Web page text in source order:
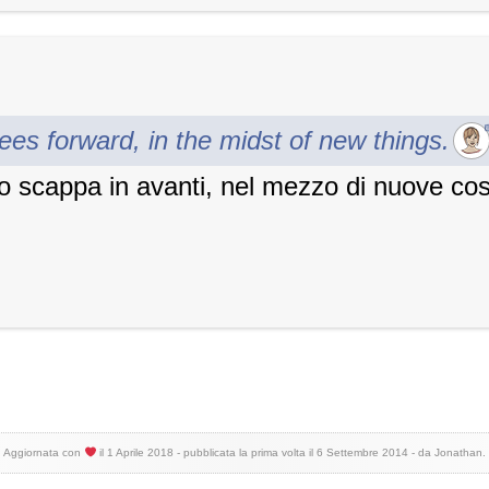
forward, in the midst of new things.
scappa in avanti, nel mezzo di nuove
Aggiornata con il 1 Aprile 2018 - pubblicata la prima volta il6 Settembre 2014 - daJonathan